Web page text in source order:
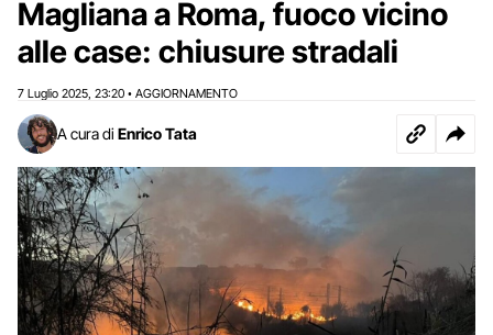
Magliana a Roma, fuoco vicino
alle case: chiusure stradali
7 Luglio 2025 23:20 • AGGIORNAMENTO
A cura di Enrico Tata